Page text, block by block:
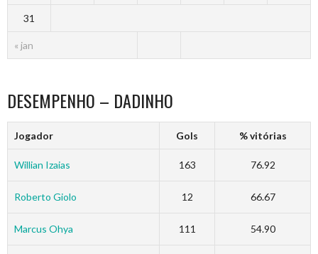
« jan
31
DESEMPENHO – DADINHO
Jogador Gols % vitórias
Willian Izaias 163 76.92
Roberto Giolo 12 66.67
Marcus Ohya 111 54.90